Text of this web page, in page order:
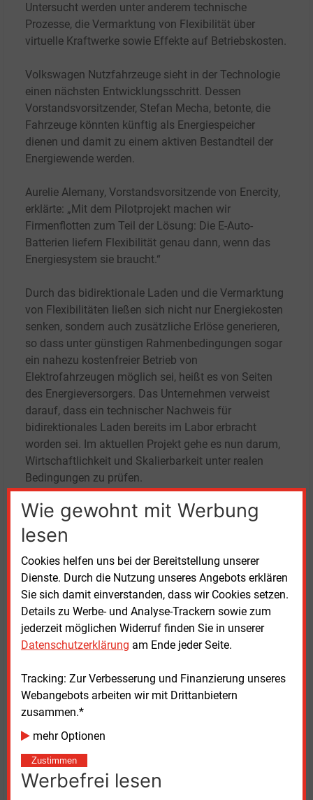
Wie gewohnt mit Werbung
lesen
Cookies helfen uns bei der Bereitstellung unserer
Dienste. Durch die Nutzung unseres Angebots erklären
Sie sich damit einverstanden, dass wir Cookies setzen.
Details zu Werbe- und Analyse-Trackern sowie zum
jederzeit möglichen Widerruf finden Sie in unserer
Datenschutzerklärung am Ende jeder Seite.
Tracking: Zur Verbesserung und Finanzierung unseres
Webangebots arbeiten wir mit Drittanbietern
zusammen.*
mehr Optionen
Zustimmen
Werbefrei lesen
Untersucht werden unter anderem technische
Prozesse, die Vermarktung von Flexibilität über
virtuelle Kraftwerke sowie Effekte auf Betriebskosten.
Volkswagen Nutzfahrzeuge sieht in der Technologie
einen nächsten Entwicklungsschritt. Dessen
Vorstandsvorsitzender, Stefan Mecha, betonte, die
Fahrzeuge könnten künftig als Energiespeicher
dienen und damit zu einem aktiven Bestandteil der
Energiewende werden.
Aurelie Alemany, Vorstandsvorsitzende von Enercity,
erklärte: „Mit dem Pilotprojekt machen wir
Firmenflotten zum Teil der Lösung: Die E-Auto-
Batterien liefern Flexibilität genau dann, wenn das
Energiesystem sie braucht.“
Durch das bidirektionale Laden und die Vermarktung
von Flexibilitäten ließen sich nicht nur Energiekosten
senken, sondern auch zusätzliche Erlöse generieren,
so dass unter günstigen Rahmenbedingungen sogar
ein nahezu kostenfreier Betrieb von
Elektrofahrzeugen möglich sei, heißt es von Seiten
des Energieversorgers. Das Unternehmen verweist
darauf, dass ein technischer Nachweis für
bidirektionales Laden bereits im Labor erbracht
worden sei. Im aktuellen Projekt gehe es nun darum,
Wirtschaftlichkeit und Skalierbarkeit unter realen
Bedingungen zu prüfen.
In der ersten Phase konzentriert sich das Projekt auf
gewerbliche Flotten mit planbaren Standzeiten, etwa
über Nacht auf Betriebsgeländen. Für diese
Anwendung soll gezeigt werden, dass sich die
Technologie einfach in bestehende Abläufe
integrieren lässt und wirtschaftliche Vorteile bietet.
Enercity setzt bereits selbst elektrische
Nutzfahrzeuge ein. Der ID. Buzz Cargo stellt nach
Unternehmensangaben mehr als die Hälfte der
Der Energieversorger zählt nach eigenen Angaben zu
den wenigen Unternehmen in Deutschland, die
bidirektionales Laden unter marktähnlichen
verschiedene Erlösquellen wie Arbitrage und
Regelenergie kombiniert. Ziel sei ein integriertes